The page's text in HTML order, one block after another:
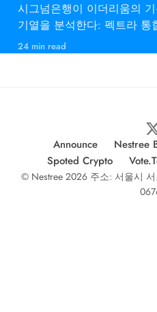
시그넘은행이 이더리움의
기열을 분석한다: 펙트라 통
24 min read
Announce Nestree
Spoted Crypto
© Nestree 2026 주소: 서울시